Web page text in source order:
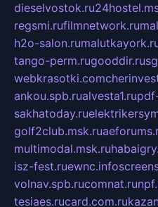
dieselvostok.ru
regsmi.rufilmnetwork.ru
h2o-salon.ru
tango-perm.rugooddir.ru
webkrasotki.com
ankou.spb.rualvesta1.ru
sakhatoday.ru
golf2club.msk.ru
multimodal.msk.ru
isz-fest.ruewnc.info
volnav.spb.rucomnat.ru
tesiaes.rucard.com.ru